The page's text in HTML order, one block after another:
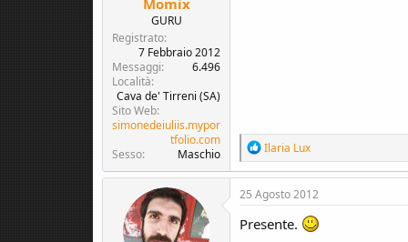
GURU
Registrato
7 Febbraio 2012
Messaggi
6.496
Località
Cava de' Tirreni (SA)
Sito Web
simonedeiuliis.mypor
tfolio.com
Sesso
Maschio
R
e
a
c
t
i
o
Ilaria Lux
25 Agosto 2012
Presente.